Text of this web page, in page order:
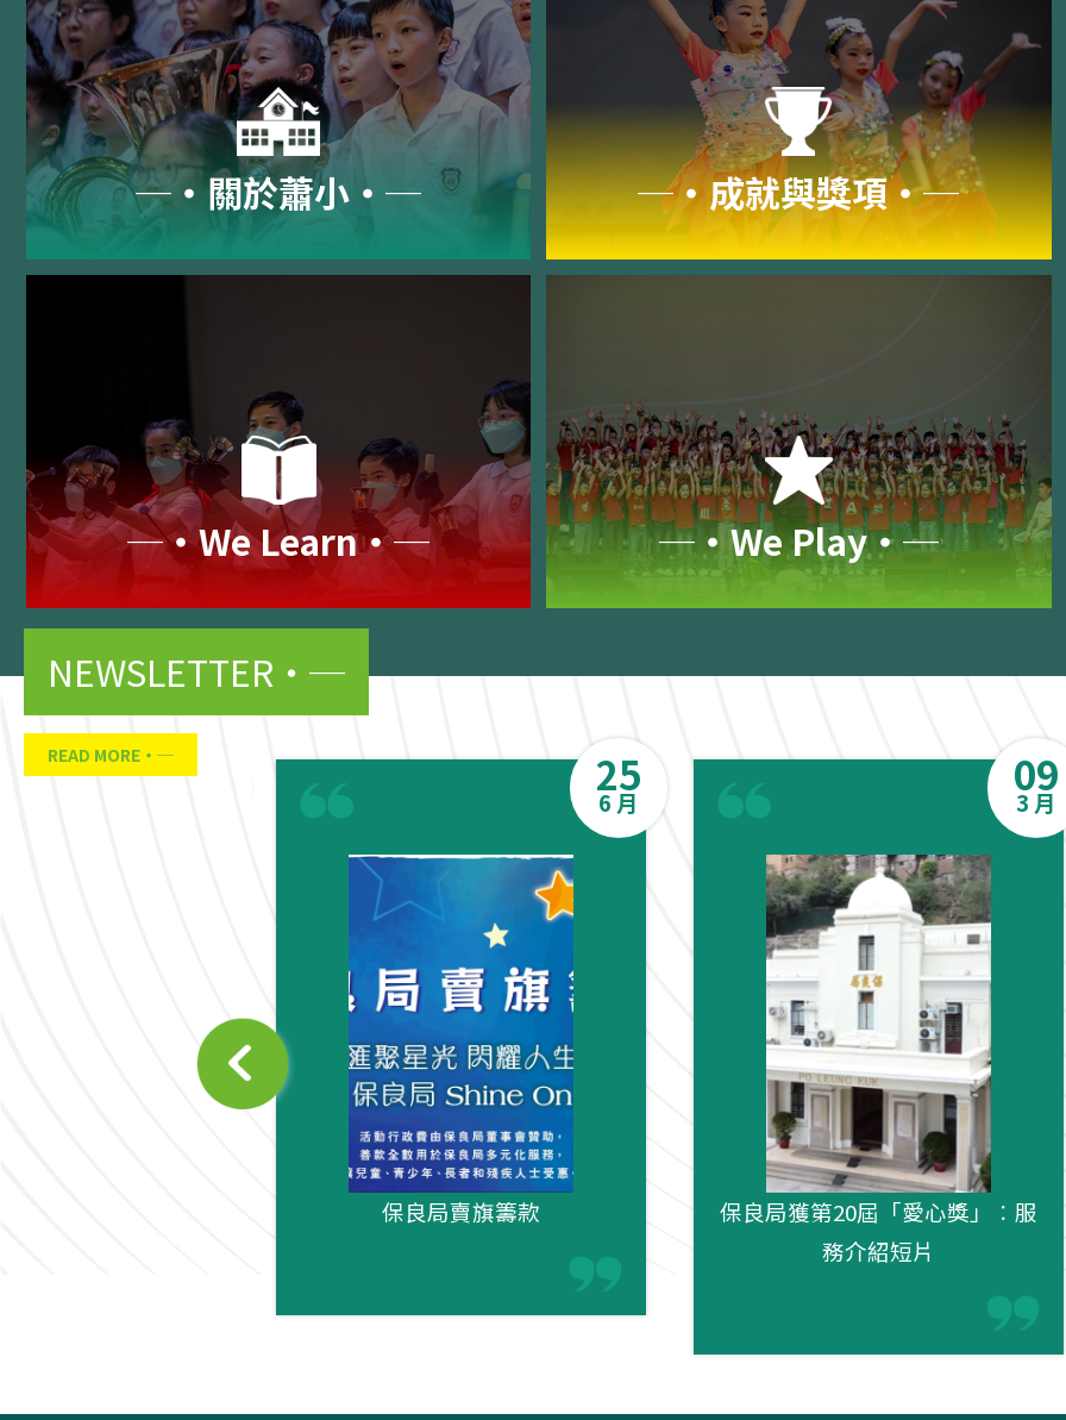
─‧關於蕭小‧─ ─‧成就與獎項‧─
─‧We Learn‧─ ─‧We Play‧─
NEWSLETTER
READ MORE 05
保良局賣旗籌款
25
6 月
保良局獲第20屆「愛心獎」︰服
務介紹短片
09
3 月